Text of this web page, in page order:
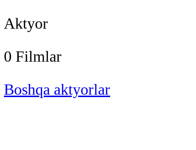
Aktyor
0 Filmlar
Boshqa aktyorlar